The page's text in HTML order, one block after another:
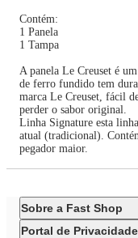
Contém:
1 Panela
1 Tampa
A panela Le Creuset é
de ferro fundido tem
marca Le Creuset, fácil
perder o sabor original.
Linha Signature esta
atual (tradicional).
pegador maior.
Sobre a Fast Shop
Portal de Privacidade